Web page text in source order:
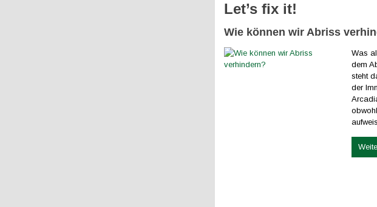
Let’s fix it!
Wie können wir Abriss
Was
dem
steht
der